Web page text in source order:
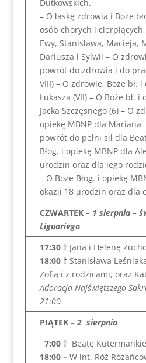
Dutkowskich.
– O łaskę zdrowia i Boże
osób chorych i
Ewy, Stanisława, Macieja,
Dariusza i Sylwii – O
powrót do zdrowia i do
VIII) – O zdrowie, Boże bł.
Łukasza (VII) – O Boże bł.
Jacka Szczęsnego (6) – O
opiekę MBNP dla Mariana
powrót do pełni sił dla
Błog. i opiekę MBNP dla
urodzin oraz dla jego
– O Boże Błog. i opiekę
okazji 18 urodzin oraz dla
CZWARTEK – 1 sierpnia –
Liguoriego
17:30 † Jana i Helenę
18:00 † Stanisława
Zofią i z rodzicami, oraz
Adoracja Najświętszego
21:00
PIĄTEK – 2 sierpnia
7:00 † Beatę
18:00 – W int. Róż